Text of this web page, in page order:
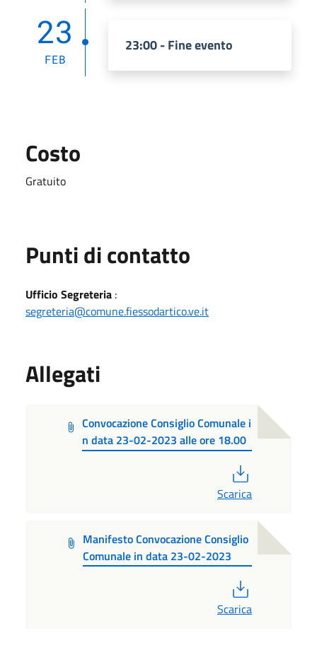
23
FEB
23:00 - Fine evento
Costo
Gratuito
Punti di contatto
Ufficio Segreteria :
segreteria@comune.fiessodartico.ve.it
Allegati
Convocazione Consiglio Comunale i
n data 23-02-2023 alle ore 18.00
Scarica
Manifesto Convocazione Consiglio
Comunale in data 23-02-2023
Scarica